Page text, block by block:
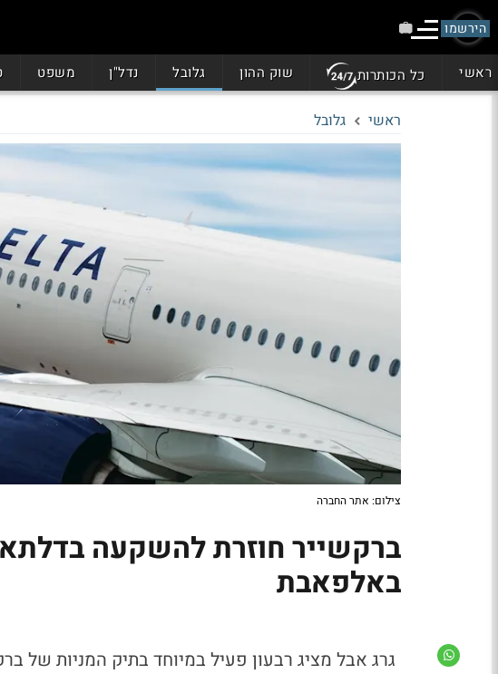
הירשמו
ראשי כל הכותרות שוק ההון גלובל נדל"ן משפט
ראשי גלובל
צילום: אתר החברה
ברקשייר חוזרת להשקעה בדלתא
באלפאבת
גרג אבל מציג רבעון פעיל במיוחד בתיק המניות של